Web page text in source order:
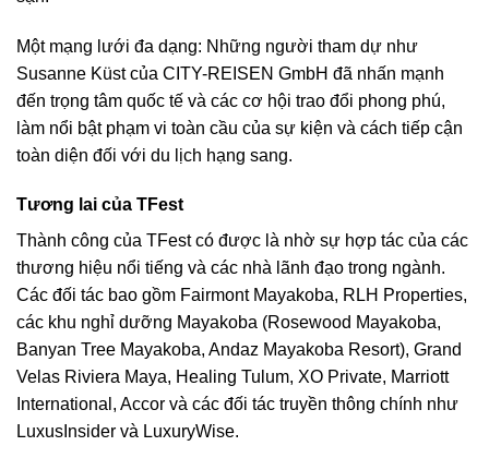
Một mạng lưới đa dạng: Những người tham dự như
Susanne Küst của CITY-REISEN GmbH đã nhấn mạnh
đến trọng tâm quốc tế và các cơ hội trao đổi phong phú,
làm nổi bật phạm vi toàn cầu của sự kiện và cách tiếp cận
toàn diện đối với du lịch hạng sang.
Tương lai của TFest
Thành công của TFest có được là nhờ sự hợp tác của các
thương hiệu nổi tiếng và các nhà lãnh đạo trong ngành.
Các đối tác bao gồm Fairmont Mayakoba, RLH Properties,
các khu nghỉ dưỡng Mayakoba (Rosewood Mayakoba,
Banyan Tree Mayakoba, Andaz Mayakoba Resort), Grand
Velas Riviera Maya, Healing Tulum, XO Private, Marriott
International, Accor và các đối tác truyền thông chính như
LuxusInsider và LuxuryWise.